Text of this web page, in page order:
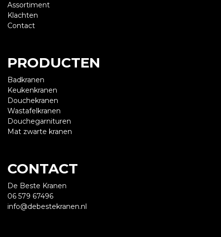
Assortiment
Klachten
Contact
PRODUCTEN
Badkranen
Keukenkranen
Douchekranen
Wastafelkranen
Douchegarnituren
Mat zwarte kranen
CONTACT
De Beste Kranen
06 579 67496
info@debestekranen.nl